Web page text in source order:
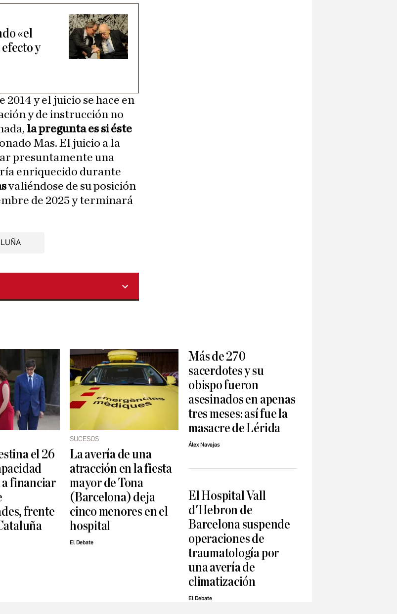
«el
y
2014 y el juicio se hace en
y de instrucción no
la pregunta es si éste
Mas. El juicio a la
presuntamente una
enriquecido durante
valiéndose de su posición
de 2025 y terminará
el 26
financiar
frente
SUCESOS
La avería de una
atracción en la fiesta
mayor de Tona
(Barcelona) deja
cinco menores en el
hospital
El Debate
Más de 270
sacerdotes y su
obispo fueron
asesinados en apenas
tres meses: así fue la
masacre de Lérida
Álex Navajas
El Hospital Vall
d'Hebron de
Barcelona suspende
operaciones de
traumatología por
una avería de
climatización
El Debate